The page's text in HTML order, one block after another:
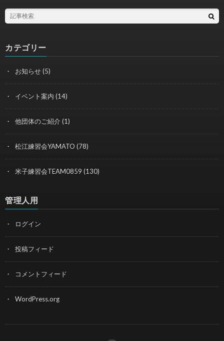
カテゴリー
お知らせ(5)
イベント案内 (14)
他団体のご紹介 (1)
松江練習会YAMATO (78)
米子練習会TEAM0859 (130)
管理人用
ログイン
投稿フィード
コメントフィード
WordPress.org